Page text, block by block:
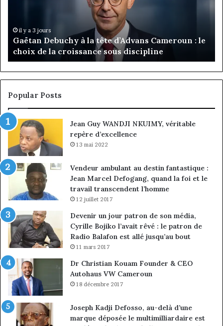
choix
de
la
croissance
sous
il y a 3 jours
Gaëtan Debuchy à la tête d’Advans Cameroun : le
choix de la croissance sous discipline
à
la
Popular Posts
Jean Guy WANDJI NKUIMY, véritable
repère d’excellence
13 mai 2022
Vendeur ambulant au destin fantastique :
Jean Marcel Defogang, quand la foi et le
travail transcendent l’homme
12 juillet 2017
Devenir un jour patron de son média,
Cyrille Bojiko l’avait rêvé : le patron de
Radio Balafon est allé jusqu’au bout
11 mars 2017
Dr Christian Kouam Founder & CEO
Autohaus VW Cameroun
18 décembre 2017
Joseph Kadji Defosso, au-delà d’une
marque déposée le multimilliardaire est